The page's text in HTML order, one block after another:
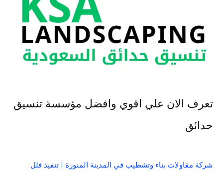
تعرف الان علي اقوي وافضل مؤسسة تنسيق
حدائق
شركة مقاولات بناء وتشطيب في المدينة المنورة | تنفيذ فلل